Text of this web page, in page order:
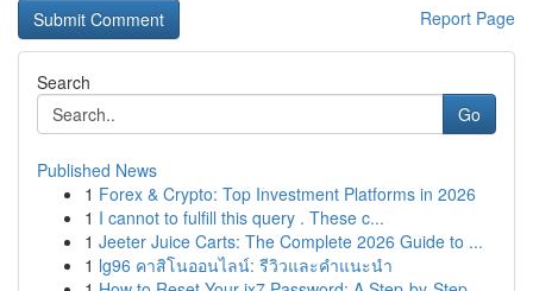
Report Page
Search
Go
Published News
1 Forex & Crypto: Top Investment Platforms in 2026
1 I cannot to fulfill this query . These c...
1 Jeeter Juice Carts: The Complete 2026 Guide to ...
1 lg96 คาสิโนออนไลน์: รีวิวและคำแนะนำ